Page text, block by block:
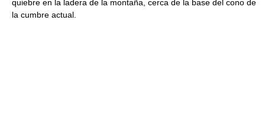
quiebre en la ladera de la montaña, cerca de la base del cono de
la cumbre actual.